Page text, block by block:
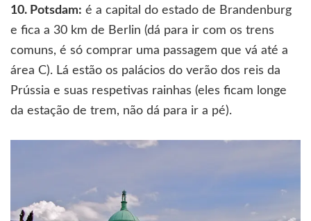
10. Potsdam: é a capital do estado de Brandenburg
e fica a 30 km de Berlin (dá para ir com os trens
comuns, é só comprar uma passagem que vá até a
área C). Lá estão os palácios do verão dos reis da
Prússia e suas respetivas rainhas (eles ficam longe
da estação de trem, não dá para ir a pé).